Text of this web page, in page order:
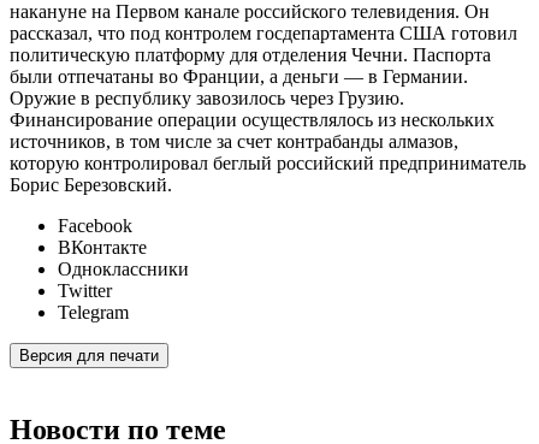
накануне на Первом канале российского телевидения. Он
рассказал, что под контролем госдепартамента США готовил
политическую платформу для отделения Чечни. Паспорта
были отпечатаны во Франции, а деньги — в Германии.
Оружие в республику завозилось через Грузию.
Финансирование операции осуществлялось из нескольких
источников, в том числе за счет контрабанды алмазов,
которую контролировал беглый российский предприниматель
Борис Березовский.
Facebook
ВКонтакте
Одноклассники
Twitter
Telegram
Версия для печати
Новости по теме